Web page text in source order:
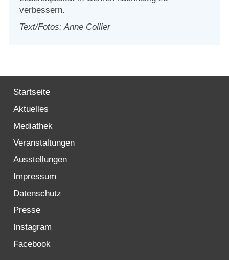
verbessern.
Text/Fotos: Anne Collier
Startseite
Aktuelles
Mediathek
Veranstaltungen
Ausstellungen
Impressum
Datenschutz
Presse
Instagram
Facebook